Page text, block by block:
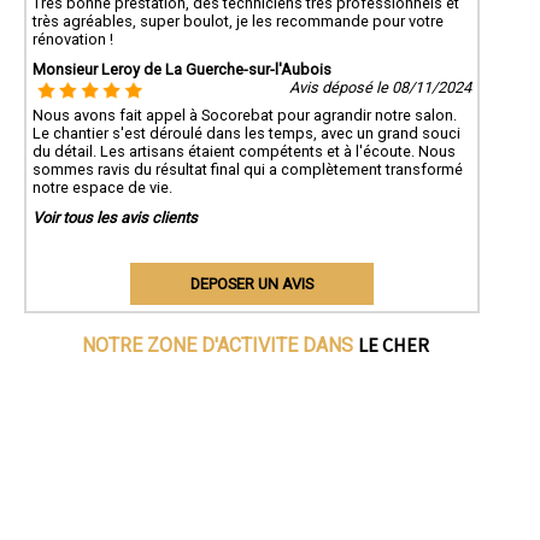
très agréables, super boulot, je les recommande pour votre
rénovation !
Monsieur Leroy de La Guerche-sur-l'Aubois
Avis déposé le 08/11/2024
Nous avons fait appel à Socorebat pour agrandir notre salon.
Le chantier s'est déroulé dans les temps, avec un grand souci
du détail. Les artisans étaient compétents et à l'écoute. Nous
sommes ravis du résultat final qui a complètement transformé
notre espace de vie.
Voir tous les avis clients
DEPOSER UN AVIS
NOTRE ZONE D'ACTIVITE DANS LE CHER